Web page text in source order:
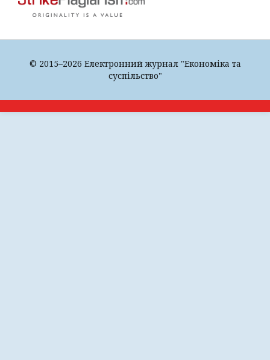
© 2015–2026 Електронний журнал "Економіка та
суспільство"